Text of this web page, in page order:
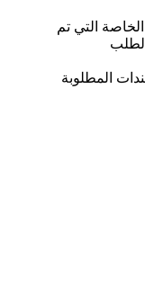
التي تم
المطلوبة